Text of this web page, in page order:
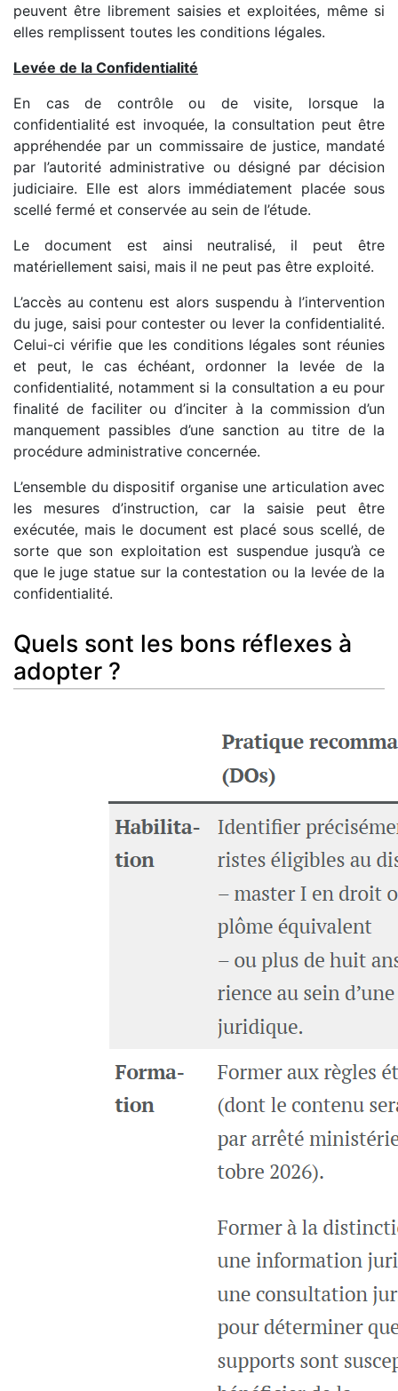
peuvent être librement saisies et exploitées, même si
elles remplissent toutes les conditions légales.
Levée de la Confidentialité
En cas de contrôle ou de visite, lorsque la
confidentialité est invoquée, la consultation peut être
appréhendée par un commissaire de justice, mandaté
par l’autorité administrative ou désigné par décision
judiciaire. Elle est alors immédiatement placée sous
scellé fermé et conservée au sein de l’étude.
Le document est ainsi neutralisé, il peut être
matériellement saisi, mais il ne peut pas être exploité.
L’accès au contenu est alors suspendu à l’intervention
du juge, saisi pour contester ou lever la confidentialité.
Celui-ci vérifie que les conditions légales sont réunies
et peut, le cas échéant, ordonner la levée de la
confidentialité, notamment si la consultation a eu pour
finalité de faciliter ou d’inciter à la commission d’un
manquement passibles d’une sanction au titre de la
procédure administrative concernée.
L’ensemble du dispositif organise une articulation avec
les mesures d’instruction, car la saisie peut être
exécutée, mais le document est placé sous scellé, de
sorte que son exploitation est suspendue jusqu’à ce
que le juge statue sur la contestation ou la levée de la
confidentialité.
Quels sont les bons réflexes à
adopter ?